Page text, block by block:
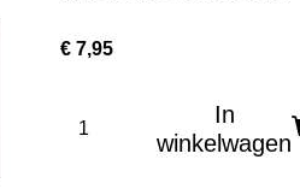
€ 7,95
In
winkelwagen